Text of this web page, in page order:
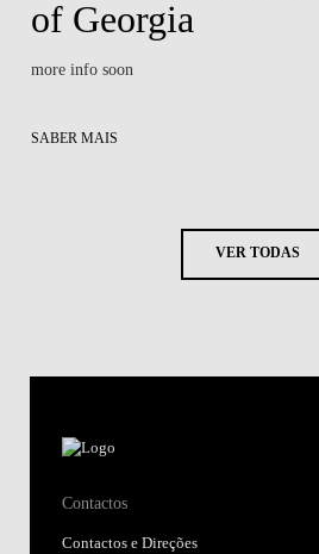
of Georgia
more info soon
SABER MAIS
VER TODAS
Contactos
Contactos e Direções